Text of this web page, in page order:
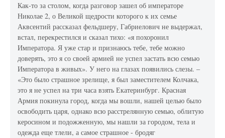
Как-то за столом, когда разговор зашел об императоре
Николае 2, о Великой щедрости которого к их семье
Аквсентий рассказал фельдшеру, Габриелович не выдержал,
встал, перекрестился и сказал тихо: «я похоронил
Императора. Я уже стар и признаюсь тебе, тебе можно
доверять, это я со своей армией не успел застать всю семью
Императора в живых». У него на глазах появились слезы. –
«Это было страшное зрелище, я был заместителем Колчака,
это я не успел на три часа взять Екатеринбург. Красная
Армия покинула город, когда мы вошли, нашей целью было
освободить царя, однако всю расстрелянную семью, облитую
керосином и подожженную, мы нашли за городом, тела и
одежда еще тлели, а самое страшное - бродяг